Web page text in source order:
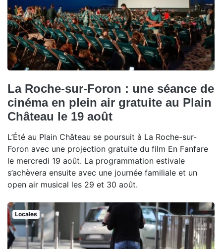
La Roche-sur-Foron : une séance de
cinéma en plein air gratuite au Plain
Château le 19 août
L’Été au Plain Château se poursuit à La Roche-sur-
Foron avec une projection gratuite du film En Fanfare
le mercredi 19 août. La programmation estivale
s’achèvera ensuite avec une journée familiale et un
open air musical les 29 et 30 août.
Locales